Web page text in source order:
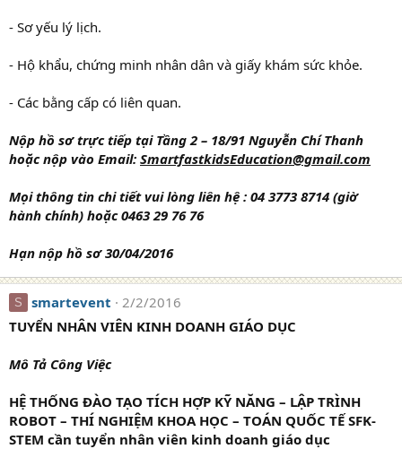
- Sơ yếu lý lịch.
- Hộ khẩu, chứng minh nhân dân và giấy khám sức khỏe.
- Các bằng cấp có liên quan.
Nộp hồ sơ trực tiếp tại Tầng 2 – 18/91 Nguyễn Chí Thanh
hoặc nộp vào Email: SmartfastkidsEducation@gmail.com
Mọi thông tin chi tiết vui lòng liên hệ : 04 3773 8714 (giờ
hành chính) hoặc 0463 29 76 76
Hạn nộp hồ sơ 30/04/2016
S smartevent
2/2/2016
TUYỂN NHÂN VIÊN KINH DOANH GIÁO DỤC
Mô Tả Công Việc
HỆ THỐNG ĐÀO TẠO TÍCH HỢP KỸ NĂNG – LẬP TRÌNH
ROBOT – THÍ NGHIỆM KHOA HỌC – TOÁN QUỐC TẾ SFK-
STEM cần tuyển nhân viên kinh doanh giáo dục